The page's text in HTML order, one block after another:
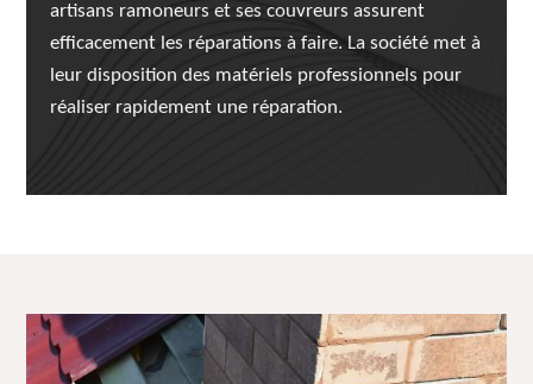
artisans ramoneurs et ses couvreurs assurent
efficacement les réparations à faire. La société met à
leur disposition des matériels professionnels pour
réaliser rapidement une réparation.